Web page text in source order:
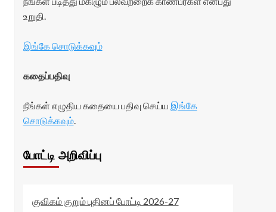
உறுதி.
இங்கே சொடுக்கவும்
கதைப்பதிவு
நீங்கள் எழுதிய கதையை பதிவு செய்ய இங்கே
சொடுக்கவும்.
போட்டி அறிவிப்பு
குவிகம் குறும் புதினப் போட்டி 2026-27